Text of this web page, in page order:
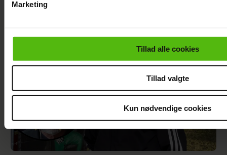
cookiepolitik.
Marketing
Tillad alle cookies
Tillad valgte
Kun nødvendige cookies